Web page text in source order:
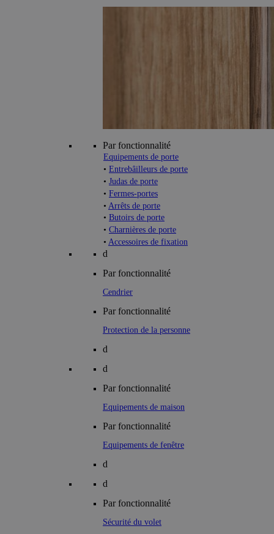
Par fonctionnalité
Equipements de porte
• Entrebâilleurs de porte
• Judas de porte
• Fermes-portes
• Arrêts de porte
• Butoirs de porte
• Charnières de porte
• Accessoires de fixation
d
Par fonctionnalité
Cendrier
Par fonctionnalité
Protection de la personne
d
d
Par fonctionnalité
Equipements de maison
Par fonctionnalité
Equipements de fenêtre
d
d
Par fonctionnalité
Sécurité du volet